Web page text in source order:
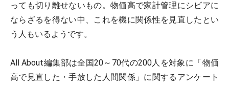
っても切り離せないもの。物価高で家計管理にシビアに
ならざるを得ない中、これを機に関係性を見直したとい
う人もいるようです。
All About編集部は全国20～70代の200人を対象に「物価
高で見直した・手放した人間関係」に関するアンケート